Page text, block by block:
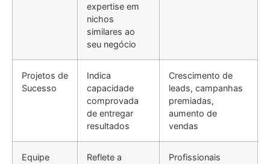
expertise em
nichos
similares ao
seu negócio
Projetos de
Sucesso
Indica
capacidade
comprovada
de entregar
resultados
Crescimento de
leads, campanhas
premiadas,
aumento de
vendas
Equipe
Reflete a
Profissionais